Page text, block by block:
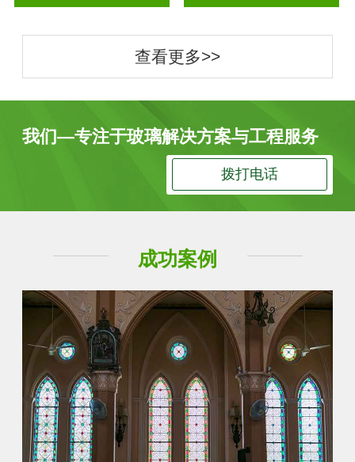
查看更多>>
我们—专注于玻璃解决方案与工程服务
拨打电话
成功案例